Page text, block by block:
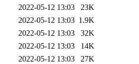
2022-05-12 13:03
23K
2022-05-12 13:03 1.9K
2022-05-12 13:03
32K
2022-05-12 13:03
14K
2022-05-12 13:03
27K